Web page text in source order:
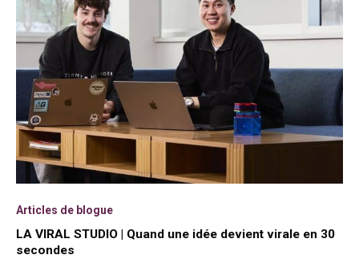
Articles de blogue
LA VIRAL STUDIO | Quand une idée devient virale en 30
secondes